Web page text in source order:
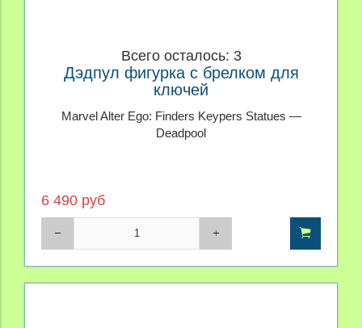
Всего осталось: 3
Дэдпул фигурка с брелком для
ключей
Marvel Alter Ego: Finders Keypers Statues —
Deadpool
6 490 руб